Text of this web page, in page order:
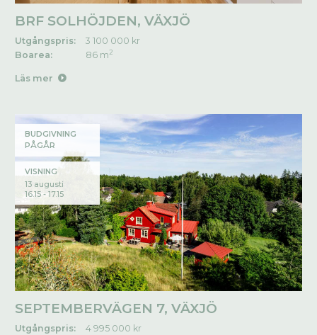
BRF SOLHÖJDEN, VÄXJÖ
Utgångspris:
3 100 000 kr
Boarea:
86 m2
Läs mer
BUDGIVNING
PÅGÅR
VISNING
13 augusti
16.15 - 17.15
SEPTEMBERVÄGEN 7, VÄXJÖ
Utgångspris:
4 995 000 kr